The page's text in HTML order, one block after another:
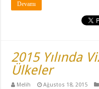
Devamı
2015 Yılında
Ülkeler
Melih Ağustos 18, 2015